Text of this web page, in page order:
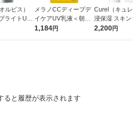
ルビス）
ライトUV
ー N 50g
メラノCCディープデ
イケアUV乳液＜朝用
日焼け止め乳液＞50g
1,184円
Curel（キュ
浸保湿 スキン
ＵＶセラム
2,200円
ると履歴が表示されます